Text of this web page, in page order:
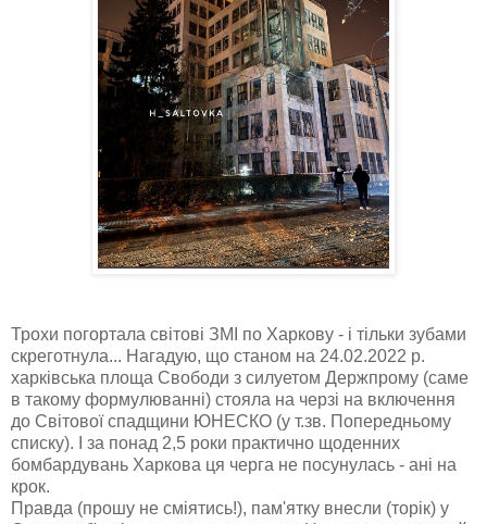
Трохи погортала світові ЗМІ по Харкову - і тільки зубами
скреготнула... Нагадую, що станом на 24.02.2022 р.
харківська площа Свободи з силуетом Держпрому (саме
в такому формулюванні) стояла на черзі на включення
до Світової спадщини ЮНЕСКО (у т.зв. Попередньому
списку). І за понад 2,5 роки практично щоденних
бомбардувань Харкова ця черга не посунулась - ані на
крок.
Правда (прошу не сміятись!), пам'ятку внесли (торік) у